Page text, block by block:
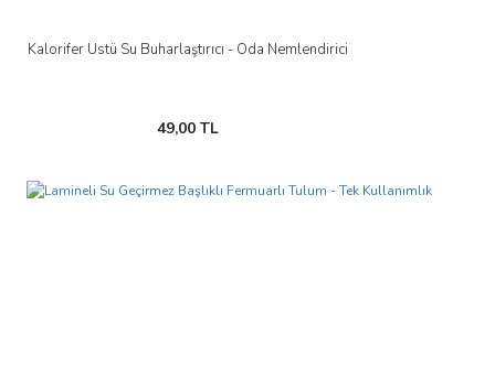
Kalorifer Üstü Su Buharlaştırıcı - Oda Nemlendirici
49,00 TL